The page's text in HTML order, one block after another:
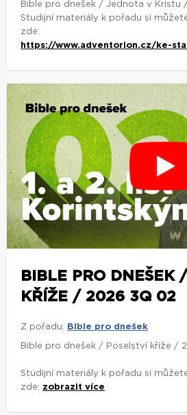
Bible pro dnešek / Jednota v Kristu
Studijní materiály k pořadu si
zde:
https://www.adventorion.cz/ke-
BIBLE PRO DNEŠEK
KŘÍŽE / 2026 3Q 02
Z pořadu: Bible pro dnešek
Bible pro dnešek / Poselství kříže /
Studijní materiály k pořadu si
zde: zobrazit více